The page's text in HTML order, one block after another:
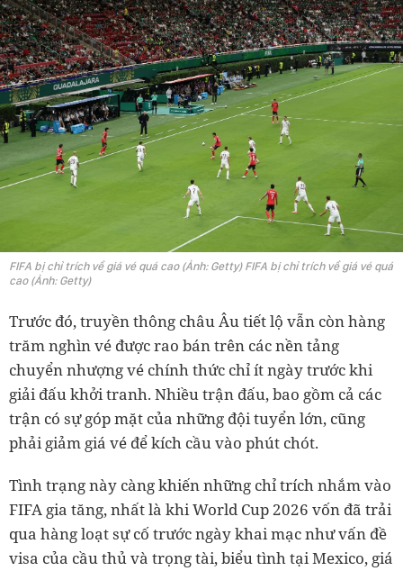
FIFA bị chỉ trích về giá vé quá cao (Ảnh: Getty) FIFA bị chỉ trích về giá vé quá
cao (Ảnh: Getty)
Trước đó, truyền thông châu Âu tiết lộ vẫn còn hàng
trăm nghìn vé được rao bán trên các nền tảng
chuyển nhượng vé chính thức chỉ ít ngày trước khi
giải đấu khởi tranh. Nhiều trận đấu, bao gồm cả các
trận có sự góp mặt của những đội tuyển lớn, cũng
phải giảm giá vé để kích cầu vào phút chót.
Tình trạng này càng khiến những chỉ trích nhắm vào
FIFA gia tăng, nhất là khi World Cup 2026 vốn đã trải
qua hàng loạt sự cố trước ngày khai mạc như vấn đề
visa của cầu thủ và trọng tài, biểu tình tại Mexico, giá